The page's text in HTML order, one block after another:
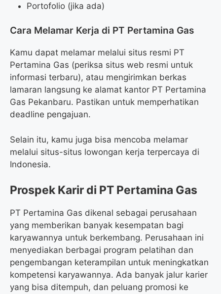
Portofolio (jika ada)
Cara Melamar Kerja di PT Pertamina Gas
Kamu dapat melamar melalui situs resmi PT
Pertamina Gas (periksa situs web resmi untuk
informasi terbaru), atau mengirimkan berkas
lamaran langsung ke alamat kantor PT Pertamina
Gas Pekanbaru. Pastikan untuk memperhatikan
deadline pengajuan.
Selain itu, kamu juga bisa mencoba melamar
melalui situs-situs lowongan kerja terpercaya di
Indonesia.
Prospek Karir di PT Pertamina Gas
PT Pertamina Gas dikenal sebagai perusahaan
yang memberikan banyak kesempatan bagi
karyawannya untuk berkembang. Perusahaan ini
menyediakan berbagai program pelatihan dan
pengembangan keterampilan untuk meningkatkan
kompetensi karyawannya. Ada banyak jalur karier
yang bisa ditempuh, dan peluang promosi ke